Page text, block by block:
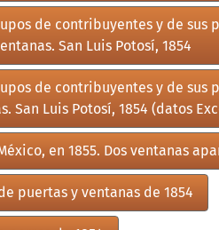
de contribuyentes y de sus
San Luis Potosí, 1854
de contribuyentes y de sus
San Luis Potosí, 1854 (datos
en 1855. Dos ventanas
puertas y ventanas de 1854